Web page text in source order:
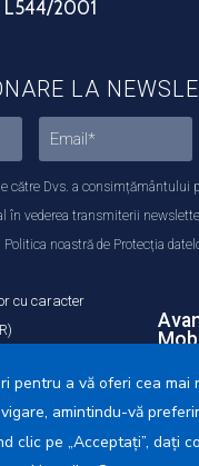
L544/2001
LA
către Dvs. a consimțământului
în vederea transmiterii
Politica noastră de Protecția
cu caracter
pentru a vă oferi cea mai
amintindu-vă
clic pe „Acceptați”, dați